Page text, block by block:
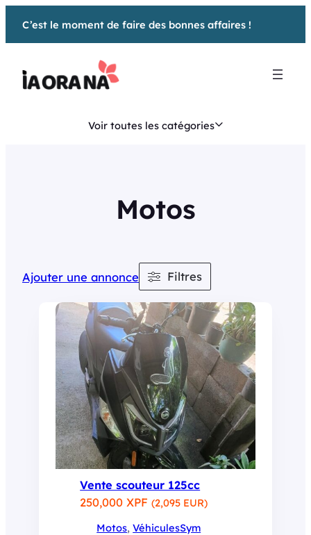
C’est le moment de faire des bonnes affaires !
Voir toutes les catégories
Motos
Vente scouteur 125cc
250,000 XPF(2,095 EUR)
Motos, VéhiculesSym
Ajouter une annonce Filtres